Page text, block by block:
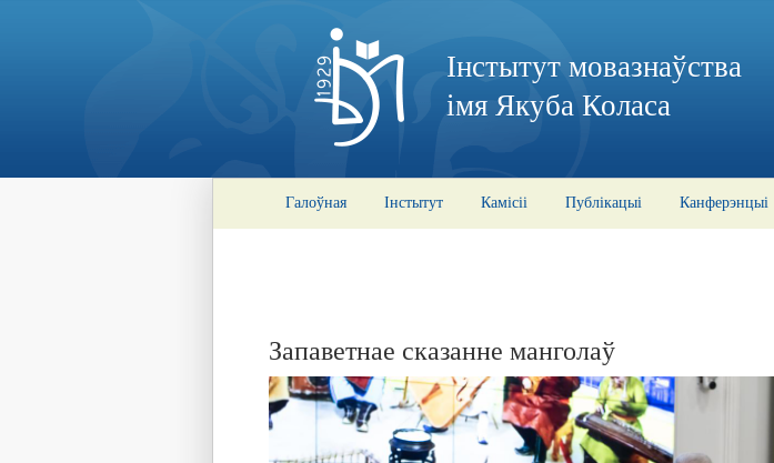
Інстытут мовазнаўства
імя Якуба Коласа
Галоўная Інстытут Камісіі Публікацыі Канферэнцыі
Запаветнае сказанне манголаў